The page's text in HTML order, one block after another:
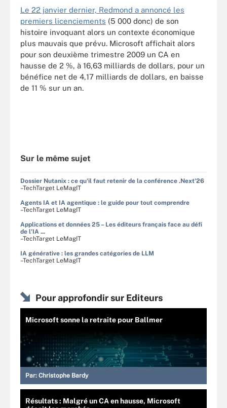
Le 22 janvier dernier, Redmond a annoncé les
premiers licenciements (5 000 donc) de son
histoire invoquant alors un contexte économique
plus mauvais que prévu. Microsoft affichait alors
pour son deuxième trimestre 2009 un CA en
hausse de 2 %, à 16,63 milliards de dollars, pour un
bénéfice net de 4,17 milliards de dollars, en baisse
de 11 % sur un an.
Sur le même sujet
Dossier Nutanix : ce qu'il faut retenir de la conférence .Next'26
–TechTarget LeMagIT
Agents IA et IA agentique : le guide pour tout comprendre
–TechTarget LeMagIT
Applications et données 25 – Les éditeurs français face au défi
de l'IA ...
–TechTarget LeMagIT
IA générative : les grandes catégories de LLM
–TechTarget LeMagIT
Pour approfondir sur Editeurs
Microsoft sonne la retraite pour Ballmer
Par: Christophe Bardy
Résultats : Malgré un CA en hausse, Microsoft